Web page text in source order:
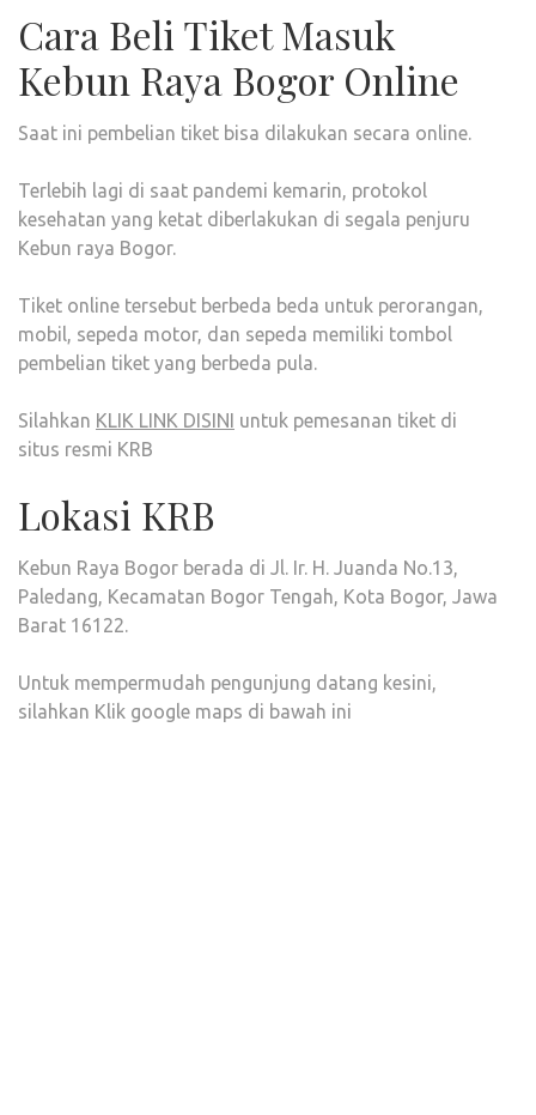
Cara Beli Tiket Masuk
Kebun Raya Bogor Online
Saat ini pembelian tiket bisa dilakukan secara online.
Terlebih lagi di saat pandemi kemarin, protokol
kesehatan yang ketat diberlakukan di segala penjuru
Kebun raya Bogor.
Tiket online tersebut berbeda beda untuk perorangan,
mobil, sepeda motor, dan sepeda memiliki tombol
pembelian tiket yang berbeda pula.
Silahkan KLIK LINK DISINI untuk pemesanan tiket di
situs resmi KRB
Lokasi KRB
Kebun Raya Bogor berada di Jl. Ir. H. Juanda No.13,
Paledang, Kecamatan Bogor Tengah, Kota Bogor, Jawa
Barat 16122.
Untuk mempermudah pengunjung datang kesini,
silahkan Klik google maps di bawah ini